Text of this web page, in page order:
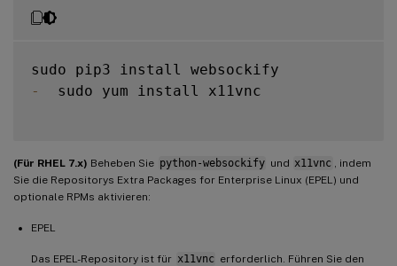
-
  sudo yum install x11vnc
(Für RHEL 7.x) Beheben Sie python-websockify und x11vnc
, indem
Sie die Repositorys Extra Packages for Enterprise Linux (EPEL) und
optionale RPMs aktivieren:
EPEL
Das EPEL-Repository ist für x11vnc erforderlich. Führen Sie den